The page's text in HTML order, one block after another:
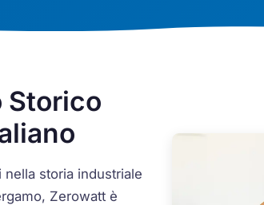
Storico
storia industriale
Zerowatt è